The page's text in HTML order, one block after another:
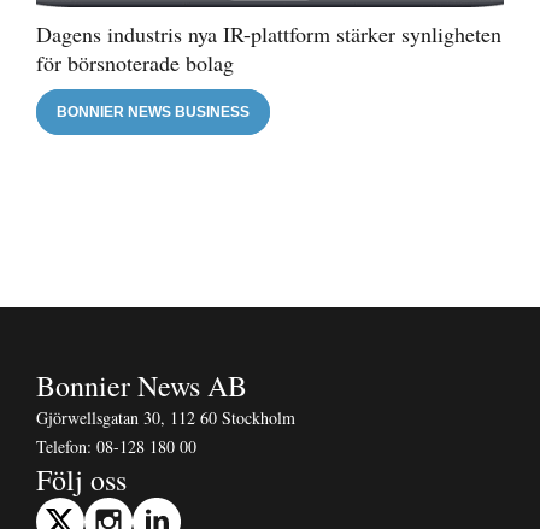
Dagens industris nya IR-plattform stärker synligheten
för börsnoterade bolag
BONNIER NEWS BUSINESS
Bonnier News AB
Gjörwellsgatan 30, 112 60 Stockholm
Telefon: 08-128 180 00
Följ oss